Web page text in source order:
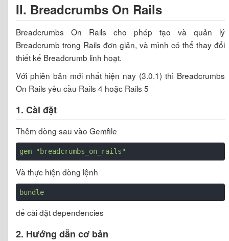
II. Breadcrumbs On Rails
Breadcrumbs On Rails cho phép tạo và quản lý
Breadcrumb trong Rails đơn giản, và mình có thể thay đổi
thiết kế Breadcrumb linh hoạt.
Với phiên bản mới nhất hiện nay (3.0.1) thì Breadcrumbs
On Rails yêu cầu Rails 4 hoặc Rails 5
1. Cài đặt
Thêm dòng sau vào Gemfile
gem "breadcrumbs_on_rails"
Và thực hiện dòng lệnh
bundle
để cài đặt dependencies
2. Hướng dẫn cơ bản